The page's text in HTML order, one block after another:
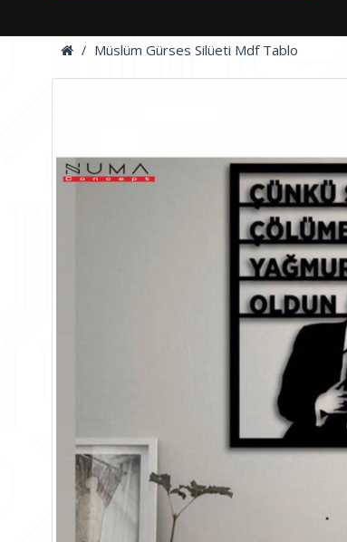
Müslüm Gürses Silüeti Mdf Tablo